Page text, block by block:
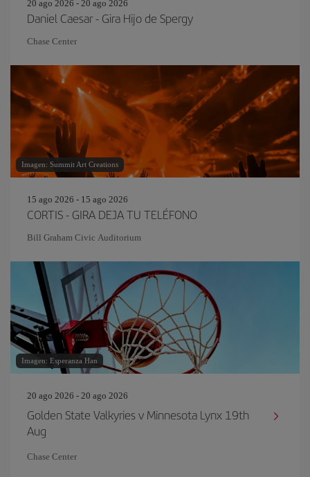
20 ago 2026 - 20 ago 2026
Daniel Caesar - Gira Hijo de Spergy
Chase Center
Imagen: Summit Art Creations
15 ago 2026 - 15 ago 2026
CORTIS - GIRA DEJA TU TELÉFONO
Bill Graham Civic Auditorium
Imagen: Esperanza Han
20 ago 2026 - 20 ago 2026
Golden State Valkyries v Minnesota Lynx 19th
Aug
Chase Center